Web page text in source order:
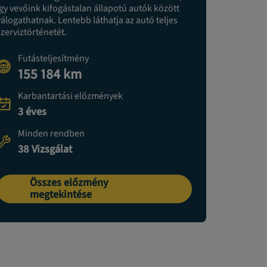
vevőink kifogástalan állapotú autók között
Lentebb láthatja az autó teljes
Futásteljesítmény
155 184 km
Karbantartási előzmények
3 éves
Minden rendben
38 Vizsgálat
Összes előzmény
megtekintése